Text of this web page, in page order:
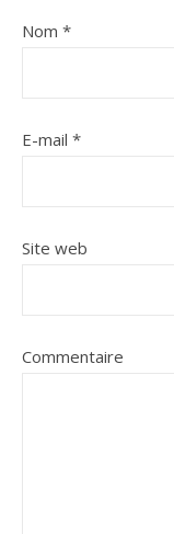
Nom *
E-mail *
Site web
Commentaire